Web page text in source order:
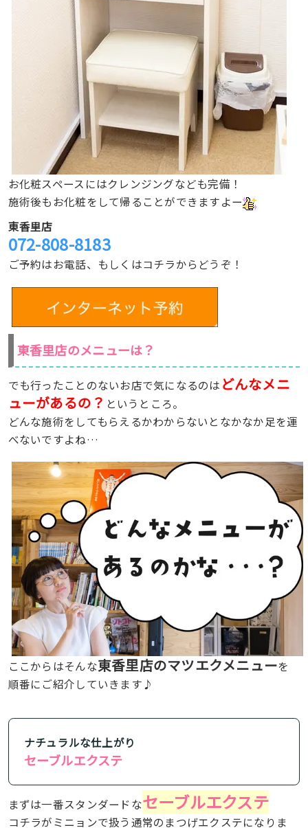
お化粧スペースにはクレンジングなども完備！
施術後もお化粧をして帰ることができますよー
東香里店
072-808-8183
ご予約はお電話、もしくはコチラからどうぞ！
東香里店のメニューは？
でも行ったことのないお店で気になるのは どんなメニ
ューがあるの？ というところ。
どんな施術をしてもらえるかわからないとなかなか足を運
べないですよね…
ここからはそんな東香里店のマツエクメニューを
順番にご紹介していきます♪
ナチュラルな仕上がり
セーブルエクステ
まずは一番スタンダードなセーブルエクステ
コチラがミニョンで扱う通常のまつげエクステになりま